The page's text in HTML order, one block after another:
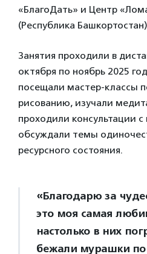
«БлагоДать» и Центр
(Республика
Занятия проходили в
октября по ноябрь 2025
посещали мастер-классы
рисованию, изучали
проходили консультации
обсуждали темы
ресурсного состояния.
«Благодарю за
это моя самая
настолько в них
бежали мурашки по